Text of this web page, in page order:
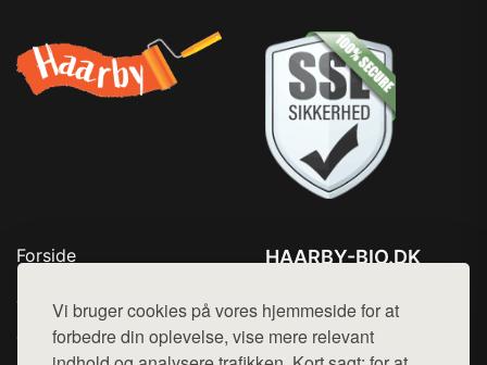
Vi bruger cookies på vores hjemmeside for at
forbedre din oplevelse, vise mere relevant
Forside
Top Rabatter
Jotun maling
Kontakt
HAARBY-BIO.DK
Mail: hej@want.dk